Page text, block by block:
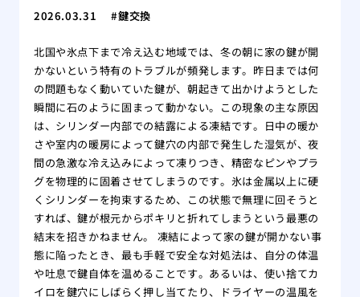
2026.03.31 鍵交換
北国や氷点下まで冷え込む地域では、冬の朝に家の鍵が開
かないという特有のトラブルが頻発します。昨日までは何
の問題もなく動いていた鍵が、朝起きて出かけようとした
瞬間に石のように固まって動かない。この現象の主な原因
は、シリンダー内部での結露による凍結です。日中の暖か
さや室内の暖房によって鍵穴の内部で発生した湿気が、夜
間の急激な冷え込みによって凍りつき、精密なピンやプラ
グを物理的に固着させてしまうのです。氷は金属以上に硬
くシリンダーを拘束するため、この状態で無理に回そうと
すれば、鍵が根元からポキリと折れてしまうという最悪の
結末を招きかねません。 凍結によって家の鍵が開かない事
態に陥ったとき、最も手軽で安全な対処法は、自分の体温
や吐息で鍵自体を温めることです。あるいは、使い捨てカ
イロを鍵穴にしばらく押し当てたり、ドライヤーの温風を